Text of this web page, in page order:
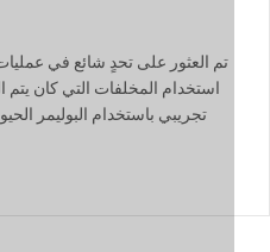
تم العثور على تحدٍ شائع في عمليات
استخدام المخلفات التي كان يتم